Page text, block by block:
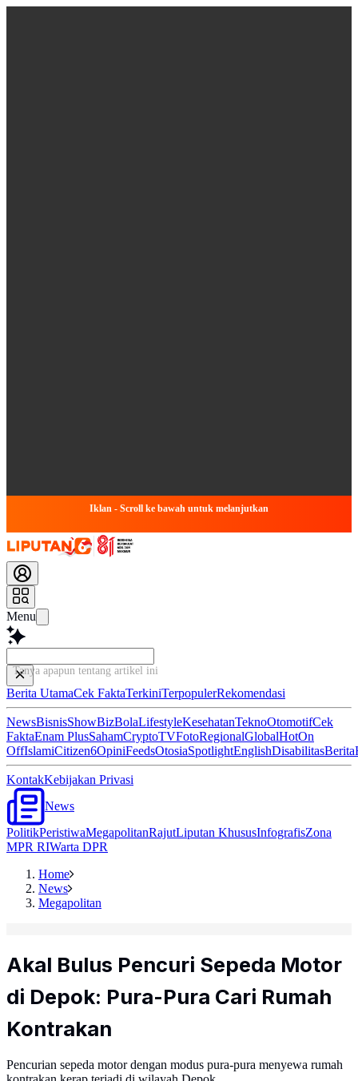
Iklan - Scroll ke bawah untuk melanjutkan
Menu
Tanya apapun tentang artikel ini...
Berita UtamaCek FaktaTerkiniTerpopulerRekomendasi
NewsBisnisShowBizBolaLifestyleKesehatanTeknoOtomotifCek
FaktaEnam PlusSahamCryptoTVFotoRegionalGlobalHotOn
OffIslamiCitizen6OpiniFeedsOtosiaSpotlightEnglishDisabilitasBerita
KontakKebijakan Privasi
News
PolitikPeristiwaMegapolitanRajutLiputan KhususInfografisZona
MPR RIWarta DPR
Home
News
Megapolitan
Akal Bulus Pencuri Sepeda Motor
di Depok: Pura-Pura Cari Rumah
Kontrakan
Pencurian sepeda motor dengan modus pura-pura menyewa rumah